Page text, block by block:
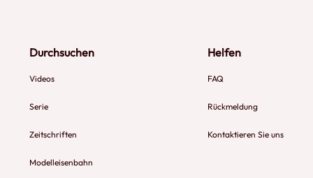
Durchsuchen
Videos
Serie
Zeitschriften
Modelleisenbahn
Helfen
FAQ
Rückmeldung
Kontaktieren Sie uns